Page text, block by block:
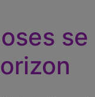
se